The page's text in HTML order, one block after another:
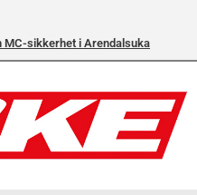
MC-sikkerhet i Arendalsuka